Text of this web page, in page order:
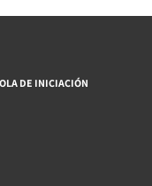
DE INICIACIÓN